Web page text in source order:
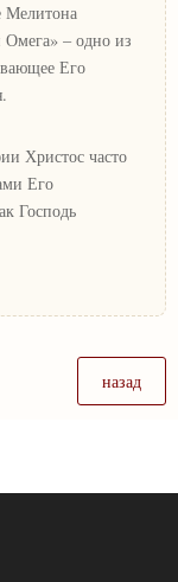
Мелитона
– одно из
Его
Христос часто
Его
Господь
назад